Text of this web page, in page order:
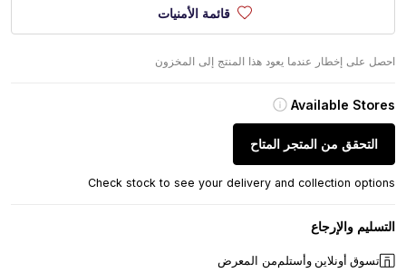
قائمة الأمنيات
احصل على إخطار عندما يعود هذا المنتج إلى المخزون
Available Stores
التحقق من المتجر المتاح
Check stock to see your delivery and collection options
التسليم والإرجاع
تسوق أونلاين وأستلممن المعرض